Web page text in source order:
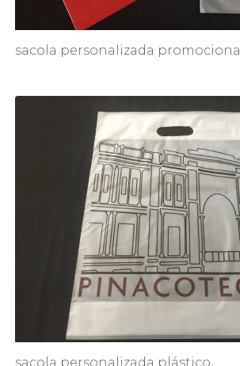
sacola personalizada promocional
sacola personalizada plástico